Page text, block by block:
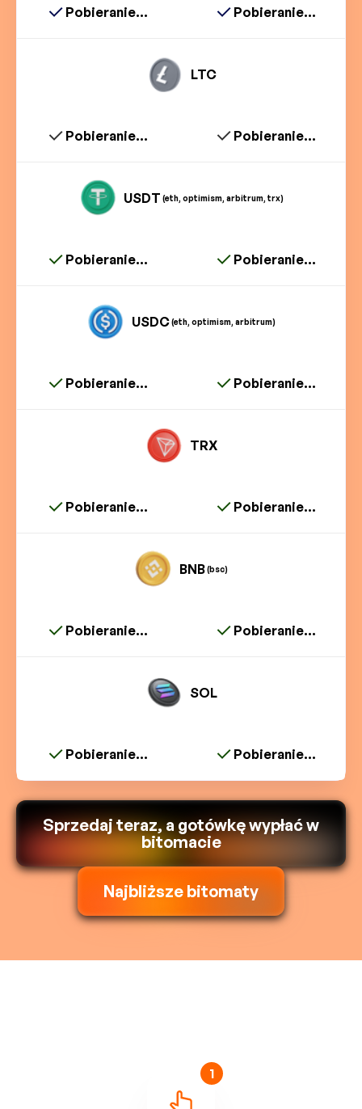
Pobieranie... Pobieranie...
LTC
Pobieranie... Pobieranie...
USDT (eth, optimism, arbitrum, trx)
Pobieranie... Pobieranie...
USDC(eth, optimism, arbitrum)
Pobieranie... Pobieranie...
TRX
Pobieranie... Pobieranie...
BNB(bsc)
Pobieranie... Pobieranie...
SOL
Pobieranie... Pobieranie...
Sprzedaj teraz, a gotówkę wypłać w
bitomacie
Najbliższe bitomaty
1